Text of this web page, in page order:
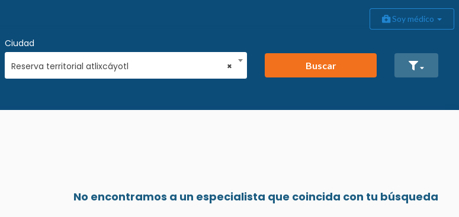
Soy médico
Ciudad
×
Reserva territorial atlixcáyotl Buscar
No encontramos a un especialista que coincida con tu búsqueda